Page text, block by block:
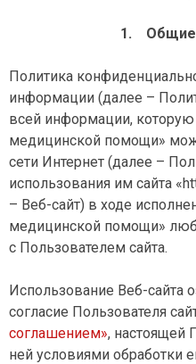
КРУГЛОСУТОЧНО
CПИСОК НОМЕРОВ
Городской
Сотовые операторы103
Общий экстренный
1.
Политика
информации (далее –
всей информации,
медицинской помощи»
сети Интернет (далее –
использования им сайта
– Веб-сайт) в ходе
медицинской помощи»
с Пользователем сайта.
Использование Веб-сайта
согласие Пользователя
соглашением», настоящей
ней условиями обработки